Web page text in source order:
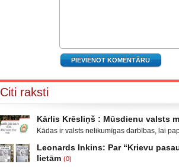
Citi raksti
Kārlis Krēsliņš : Mūsdienu valsts
Kādas ir valsts nelikumīgas darbības, lai
Krievijas un ar to aizstāvēšanu pamatots
un izveidot militāro konfliktu Doņeckas un
Leonards Inkins: Par “Krievu
lietām (0)